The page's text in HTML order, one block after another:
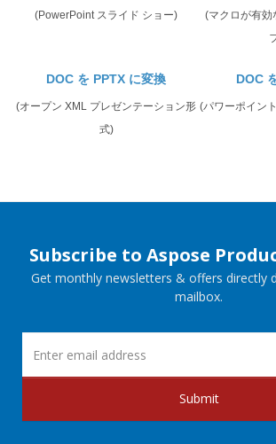
(PowerPoint スライド ショー)
(マクロが有効
DOC を PPTX に変換
(オープン XML プレゼンテーション形
式)
DOC
(パワーポイン
Subscribe to Aspose
Get monthly newsletters & offers directly
mailbox.
Submit